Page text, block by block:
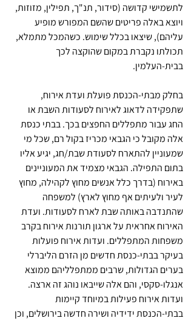
לתשמישי קדושה (סידור, תנ"ך, תפילין, מזוזות,
ויוצא באלה פריטים שהשם המפורש מופיע
עליהם), שיצאו בכלל שימוש. כשהמכל מתמלא,
תכולתו נקברת במקום שהוקצה לכך
בבית-העלמין.
בחלק מבתי-הכנסת פועלת ועדת אירוח,
שתפקידה לדאוג לאירוח לסעודות השבת או
החג עבור מתפללים החפצים בכך. בבתי כנסת
אלה מקובל כי הגבאי מכריז בקול רם, שכל מי
שמעוניין להתארח לסעודת שבת/חג, יגיע אליו
בתום התפילה. הגבאי מצמיד את המעוניינים
באירוח (בדרך כלל אנשים מחוץ לקהילה, מחוץ
לעיר ולעיתים אף מחוץ לארץ) למשפחה
שהתנדבה באותה שבת לארח לסעודות. ועדת
האירוח אחראית על ארגון תורנות אירוח בקרב
משפחות המתפללים. ועדות אירוח פועלות
בעיקר בבתי-כנסת חדשים מן הזרם הליברלי
בערים הגדולות, שרבים ממתפלליהם ממוצא
אנגלו-סקסי, והם אלה שייבאו נוהג זה ארצה.
ועדות אירוח פעילות במיוחד קיימות
בבתי-הכנסת ידידיה ושירה חדשה בירושלים, וכן